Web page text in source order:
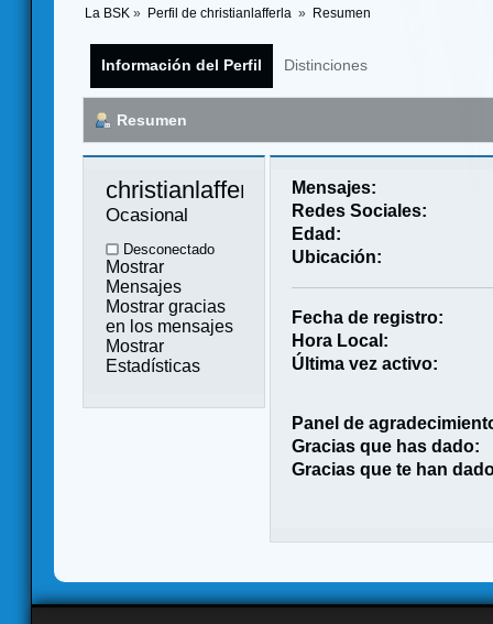
La BSK » Perfil de christianlafferla » Resumen
Información del Perfil Distinciones
Resumen
Ocasional
Desconectado
Mostrar
Mensajes
Mostrar gracias
en los mensajes
Mostrar
Estadísticas
Mensajes:
Redes Sociales:
Edad:
Ubicación:
Fecha de registro:
Hora Local:
Última vez activo:
Panel de
Gracias que has dado:
Gracias que te han